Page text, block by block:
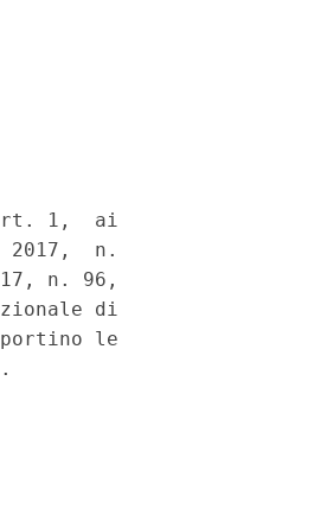
1,  ai
2017,  n.
n. 96,
di
le